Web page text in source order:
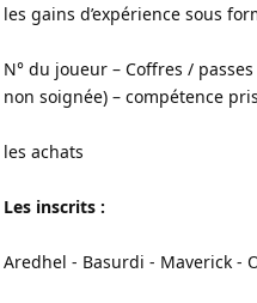
les gains d’expérience sous
N° du joueur – Coffres /
non soignée) – compétence
les achats
Les inscrits :
Aredhel - Basurdi - Maverick -